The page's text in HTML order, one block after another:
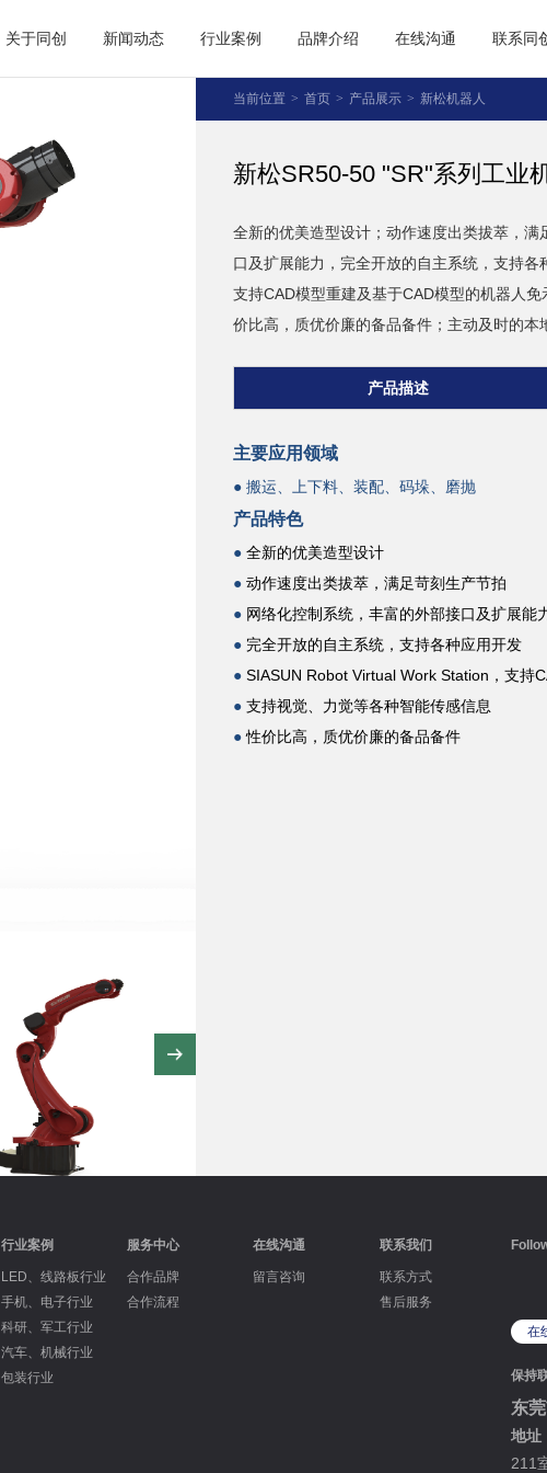
关于同创 新闻动态 行业案例 品牌介绍 在线沟通 联系同
当前位置 > 首页 > 产品展示 > 新松机器人
新松SR50-50 "SR"系列工业
全新的优美造型设计；动作速度出类拔萃，
口及扩展能力，完全开放的自主系统，支持
支持CAD模型重建及基于CAD模型的机器人
价比高，质优价廉的备品备件；主动及时的本
产品描述
主要应用领域
● 搬运、上下料、装配、码垛、磨抛
产品特色
● 全新的优美造型设计
● 动作速度出类拔萃，满足苛刻生产节拍
● 网络化控制系统，丰富的外部接口及扩展能
● 完全开放的自主系统，支持各种应用开发
● SIASUN Robot Virtual Work Station，支持
● 支持视觉、力觉等各种智能传感信息
●性价比高，质优价廉的备品备件
行业案例
LED、线路板行业
手机、电子行业
科研、军工行业
汽车、机械行业
包装行业
服务中心
合作品牌
合作流程
在线沟通
留言咨询
联系我们
联系方式
售后服务
在
保持
东
地址
211